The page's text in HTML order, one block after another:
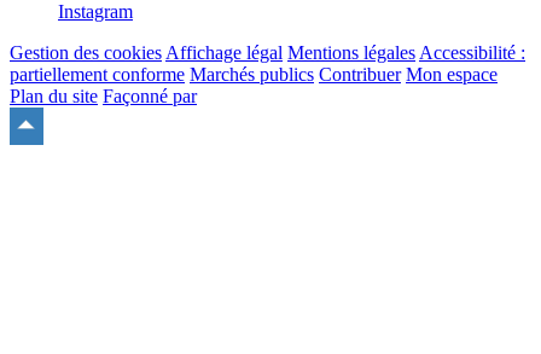
Instagram
Gestion des cookiesAffichage légal Mentions légalesAccessibilité :
partiellement conforme Marchés publics Contribuer Mon espace
Plan du site Façonné par